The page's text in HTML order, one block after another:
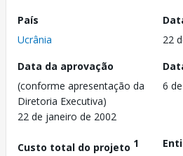
País
Ucrânia
22
Data da aprovação
(conforme apresentação da
Diretoria Executiva)
22 de janeiro de 2002
6
Custo total do projeto 1